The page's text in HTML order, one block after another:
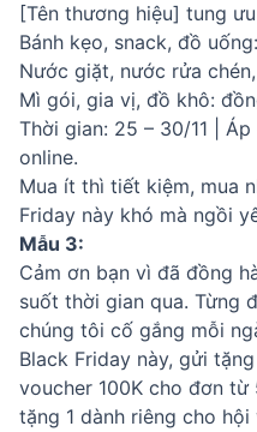
[Tên thương hiệu] tung
Bánh kẹo, snack, đồ
Nước giặt, nước rửa
Mì gói, gia vị, đồ khô:
Thời gian: 25 – 30/11 |
online.
Mua ít thì tiết kiệm, mua
Friday này khó mà ngồi
Mẫu 3:
Cảm ơn bạn vì đã đồng
suốt thời gian qua. Từng
chúng tôi cố gắng mỗi
Black Friday này, gửi
voucher 100K cho đơn từ
tặng 1 dành riêng cho hội